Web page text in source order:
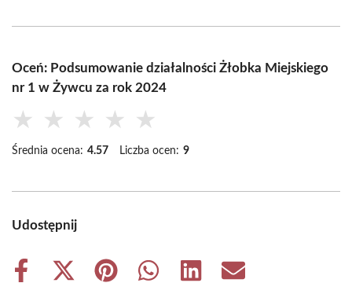
Oceń: Podsumowanie działalności Żłobka Miejskiego
nr 1 w Żywcu za rok 2024
★ ★ ★ ★ ★
Średnia ocena: 4.57 Liczba ocen: 9
Udostępnij
Share
Share
Share
Share
Share
Share